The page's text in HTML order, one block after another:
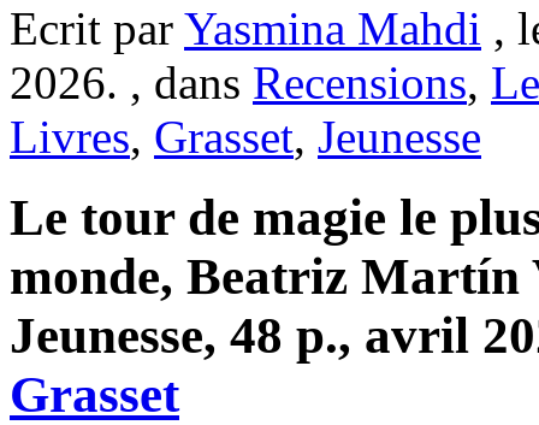
Ecrit par Yasmina Mahdi ,
2026. , dans Recensions,
Livres, Grasset, Jeunesse
Le tour de magie le
monde, Beatriz Martín
Jeunesse, 48 p., avril
Grasset